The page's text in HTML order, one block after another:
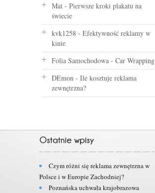
Mat - Pierwsze kroki plakatu na
świecie
kvk1258 - Efektywność reklamy w
kinie
Folia Samochodowa - Car Wrapping
DEmon - Ile kosztuje reklama
zewnętrzna?
Czym różni się reklama zewnętrzna w
Polsce i w Europie Zachodniej?
Poznańska uchwała krajobrazowa